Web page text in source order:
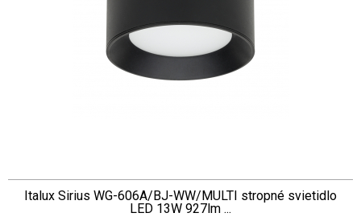
Italux Sirius WG-606A/BJ-WW/MULTI stropné svietidlo
LED 13W 927lm ...